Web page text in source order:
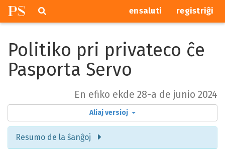
Pretersalti
PS ensaluti registriĝi
Politiko pri privateco ĉe
Pasporta Servo
En efiko ekde 28-a de junio 2024
Aliaj versioj
Resumo de la ŝanĝoj